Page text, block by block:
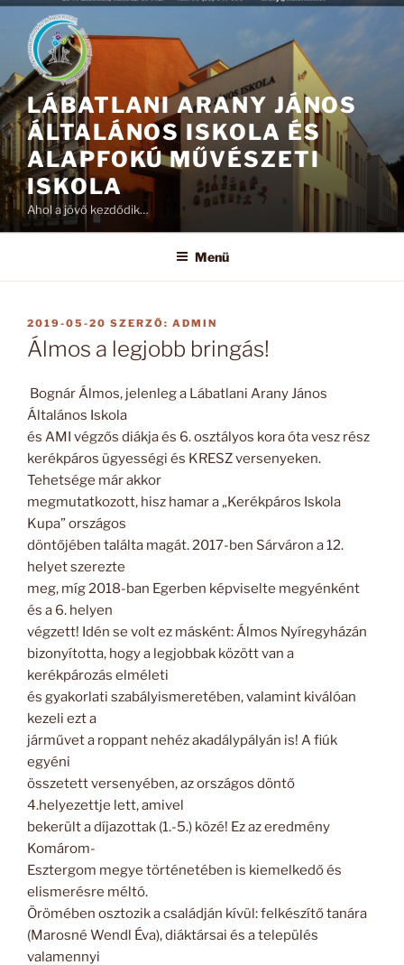
Tartalomhoz
LÁBATLANI ARANY JÁNOS
ÁLTALÁNOS ISKOLA ÉS
ALAPFOKÚ MŰVÉSZETI
ISKOLA
Ahol a jövő kezdődik…
Menü
BEKÜLDVE:
2019-05-20 SZERZŐ: ADMIN
Álmos a legjobb bringás!
Bognár Álmos, jelenleg a Lábatlani Arany János
Általános Iskola
és AMI végzős diákja és 6. osztályos kora óta vesz rész
kerékpáros ügyességi és KRESZ versenyeken.
Tehetsége már akkor
megmutatkozott, hisz hamar a „Kerékpáros Iskola
Kupa” országos
döntőjében találta magát. 2017-ben Sárváron a 12.
helyet szerezte
meg, míg 2018-ban Egerben képviselte megyénként
és a 6. helyen
végzett! Idén se volt ez másként: Álmos Nyíregyházán
bizonyította, hogy a legjobbak között van a
kerékpározás elméleti
és gyakorlati szabályismeretében, valamint kiválóan
kezeli ezt a
járművet a roppant nehéz akadálypályán is! A fiúk
egyéni
összetett versenyében, az országos döntő
4.helyezettje lett, amivel
bekerült a díjazottak (1.-5.) közé! Ez az eredmény
Komárom-
Esztergom megye történetében is kiemelkedő és
elismerésre méltó.
Örömében osztozik a családján kívül: felkészítő tanára
(Marosné Wendl Éva), diáktársai és a település
valamennyi